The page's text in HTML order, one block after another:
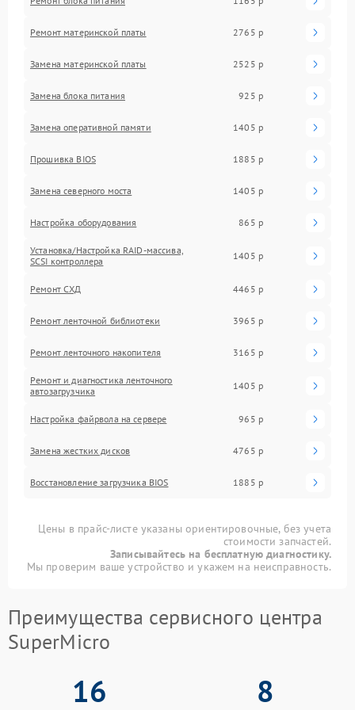
Ремонт материнской платы 2765 р
Замена материнской платы 2525 р
Замена блока питания 925 р
Замена оперативной памяти 1405 р
Прошивка BIOS 1885 р
Замена северного моста 1405 р
Настройка оборудования 865 р
Установка/Настройка RAID-массива,
SCSI контроллера
1405 р
Ремонт СХД 4465 р
Ремонт ленточной библиотеки 3965 р
Ремонт ленточного накопителя 3165 р
Ремонт и диагностика ленточного
автозагрузчика
1405 р
Настройка файрвола на сервере 965 р
Замена жестких дисков 4765 р
Восстановление загрузчика BIOS 1885 р
Цены в прайс-листе указаны ориентировочные, без учета
стоимости запчастей.
Записывайтесь на бесплатную диагностику.
Мы проверим ваше устройство и укажем на неисправность.
Преимущества сервисного центра
SuperMicro
16 8